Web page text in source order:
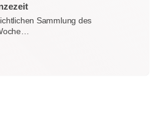
Sammlung des